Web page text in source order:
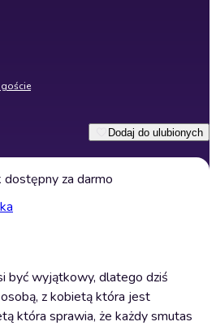
Dodaj do ulubionych
dostępny za darmo
być wyjątkowy, dlatego dziś
z kobietą która jest
która sprawia, że każdy smutas